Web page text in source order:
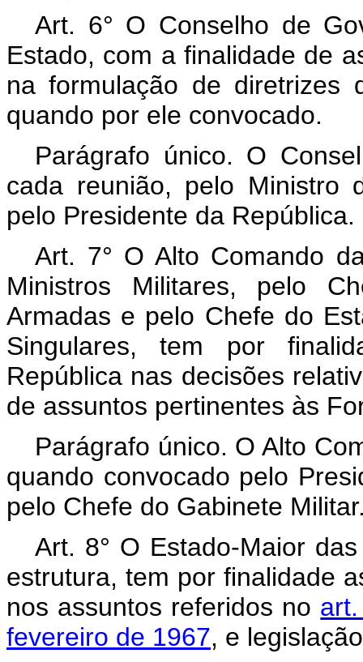
Art. 6° O Conselho de
Estado, com a finalidade de
na formulação de diretrizes
quando por ele convocado.
Parágrafo único. O
cada reunião, pelo Ministro
pelo Presidente da República.
Art. 7° O Alto Comando
Ministros Militares, pelo
Armadas e pelo Chefe do
Singulares, tem por
República nas decisões
de assuntos pertinentes às
Parágrafo único. O Alto
quando convocado pelo
pelo Chefe do Gabinete
Art. 8° O Estado-Maior
estrutura, tem por finalidade
nos assuntos referidos no
fevereiro de 1967, e